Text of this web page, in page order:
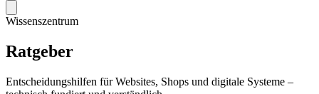
Wissenszentrum
Ratgeber
Entscheidungshilfen für Websites, Shops und digitale Systeme –